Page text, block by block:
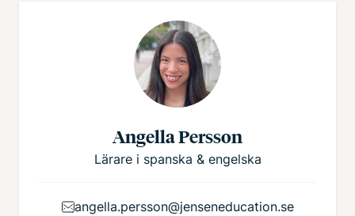
Angella Persson
Lärare i spanska & engelska
angella.persson@jenseneducation.se